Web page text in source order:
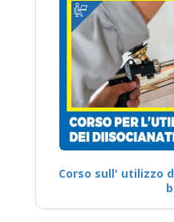
Corso sull' utilizzo